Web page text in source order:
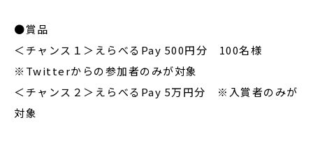
●賞品
＜チャンス１＞えらべるPay 500円分 100名様
※Twitterからの参加者のみが対象
＜チャンス２＞えらべるPay 5万円分 ※入賞者のみが
対象